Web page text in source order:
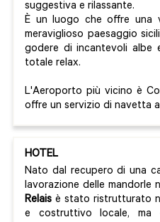
suggestiva e rilassante.
È un luogo che offre una
meraviglioso paesaggio
godere di incantevoli albe
totale relax.
L'Aeroporto più vicino è
offre un servizio di navetta
HOTEL
Nato dal recupero di una
lavorazione delle mandorle
Relais è stato ristrutturato
e costruttivo locale, ma